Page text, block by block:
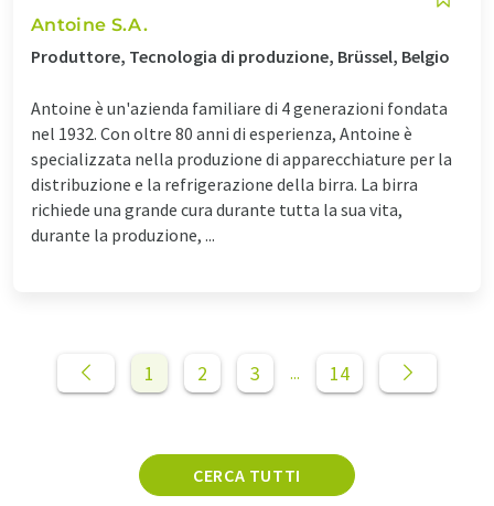
Antoine S.A.
Produttore, Tecnologia di produzione, Brüssel, Belgio
Antoine è un'azienda familiare di 4 generazioni fondata
nel 1932. Con oltre 80 anni di esperienza, Antoine è
specializzata nella produzione di apparecchiature per la
distribuzione e la refrigerazione della birra. La birra
richiede una grande cura durante tutta la sua vita,
durante la produzione, ...
1 2 3 ... 14
CERCA TUTTI